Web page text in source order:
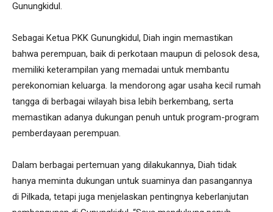
Gunungkidul.
Sebagai Ketua PKK Gunungkidul, Diah ingin memastikan
bahwa perempuan, baik di perkotaan maupun di pelosok desa,
memiliki keterampilan yang memadai untuk membantu
perekonomian keluarga. Ia mendorong agar usaha kecil rumah
tangga di berbagai wilayah bisa lebih berkembang, serta
memastikan adanya dukungan penuh untuk program-program
pemberdayaan perempuan.
Dalam berbagai pertemuan yang dilakukannya, Diah tidak
hanya meminta dukungan untuk suaminya dan pasangannya
di Pilkada, tetapi juga menjelaskan pentingnya keberlanjutan